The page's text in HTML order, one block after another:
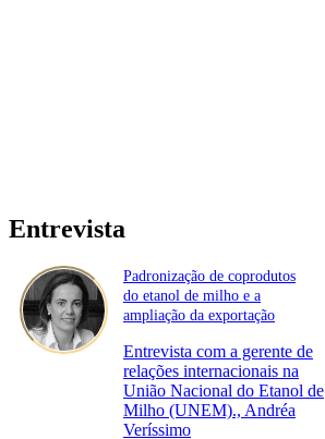
Entrevista
Padronização de coprodutos
do etanol de milho e a
ampliação da exportação
Entrevista com a gerente de
relações internacionais na
União Nacional do Etanol de
Milho (UNEM)., Andréa
Veríssimo